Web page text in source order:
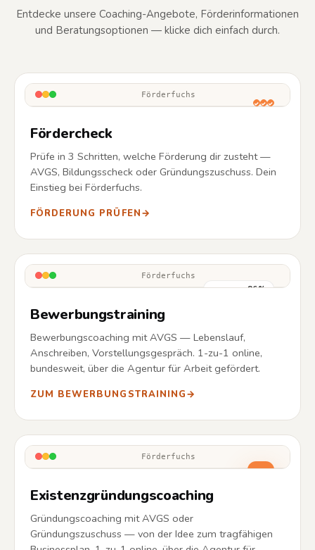
Entdecke unsere Coaching-Angebote, Förderinformationen
und Beratungsoptionen — klicke dich einfach durch.
Förderfuchs
Fördercheck
Prüfe in 3 Schritten, welche Förderung dir zusteht —
AVGS, Bildungsscheck oder Gründungszuschuss. Dein
Einstieg bei Förderfuchs.
FÖRDERUNG PRÜFEN→
86%
Förderfuchs
Bewerbungstraining
Bewerbungscoaching mit AVGS — Lebenslauf,
Anschreiben, Vorstellungsgespräch. 1-zu-1 online,
bundesweit, über die Agentur für Arbeit gefördert.
ZUM BEWERBUNGSTRAINING→
Förderfuchs
Existenzgründungscoaching
Gründungscoaching mit AVGS oder
Gründungszuschuss — von der Idee zum tragfähigen